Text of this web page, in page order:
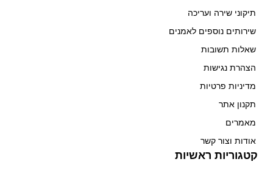
תיקוני שירה ועריכה
שירותים נוספים לאמנים
שאלות תשובות
הצהרת נגישות
מדיניות פרטיות
תקנון אתר
מאמרים
אודות וצור קשר
קטגוריות ראשיות